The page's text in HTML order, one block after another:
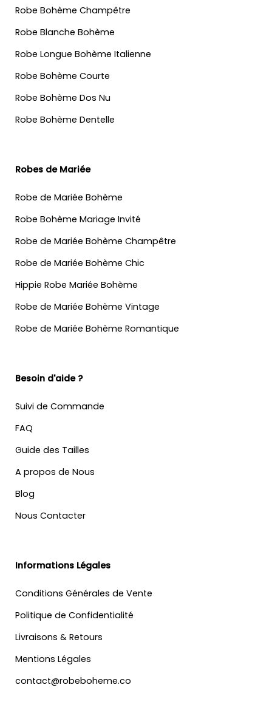
Robe Bohème Champêtre
Robe Blanche Bohème
Robe Longue Bohème Italienne
Robe Bohème Courte
Robe Bohème Dos Nu
Robe Bohème Dentelle
Robes de Mariée
Robe de Mariée Bohème
Robe Bohème Mariage Invité
Robe de Mariée Bohème Champêtre
Robe de Mariée Bohème Chic
Hippie Robe Mariée Bohème
Robe de Mariée Bohème Vintage
Robe de Mariée Bohème Romantique
Besoin d'aide ?
Suivi de Commande
FAQ
Guide des Tailles
A propos de Nous
Blog
Nous Contacter
Informations Légales
Conditions Générales de Vente
Politique de Confidentialité
Livraisons & Retours
Mentions Légales
contact@robeboheme.co